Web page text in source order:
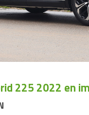
225 2022 en